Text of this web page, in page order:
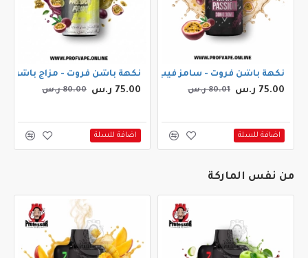
سلو بلو 30مل
نكهة باشن فروت - سامز فيب ماكس باشن فروت 30مل
75.00 ر.س 80.01 ر.س
اضافة للسلة
نكهة باشن فروت - مزاج باشن فروت
75.00 ر.س 80.00 ر.س
اضافة للسلة
من نفس الماركة